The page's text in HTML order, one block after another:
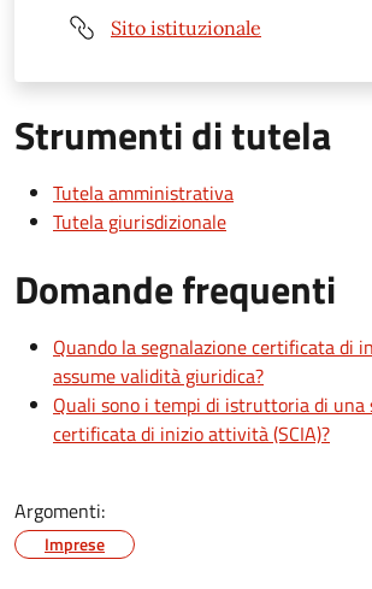
Sito istituzionale
Strumenti di tutela
Tutela amministrativa
Tutela giurisdizionale
Domande frequenti
Quando la segnalazione certificata di
assume validità giuridica?
Quali sono i tempi di istruttoria di una
certificata di inizio attività (SCIA)?
Argomenti:
Imprese